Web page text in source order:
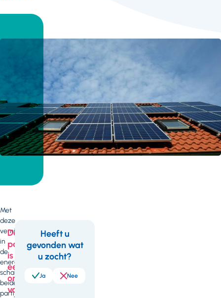
Met
deze
vernieuwing
in
de
energiesector
schakelen
beide
partijen
Deze
pagina
is
een
onderdeel
van
Feedback
Heeft u
gevonden wat
u zocht?
Ja Nee